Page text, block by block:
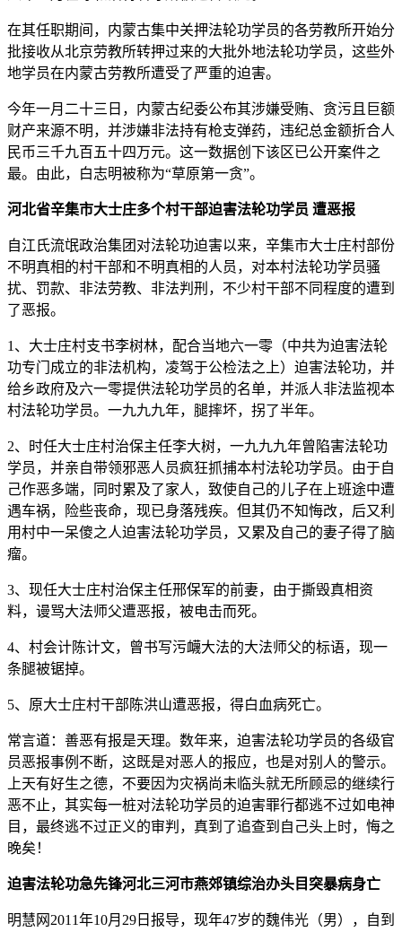
在其任职期间，内蒙古集中关押法轮功学员的各劳教所开始分
批接收从北京劳教所转押过来的大批外地法轮功学员，这些外
地学员在内蒙古劳教所遭受了严重的迫害。
今年一月二十三日，内蒙古纪委公布其涉嫌受贿、贪污且巨额
财产来源不明，并涉嫌非法持有枪支弹药，违纪总金额折合人
民币三千九百五十四万元。这一数据创下该区已公开案件之
最。由此，白志明被称为“草原第一贪”。
河北省辛集市大士庄多个村干部迫害法轮功学员 遭恶报
自江氏流氓政治集团对法轮功迫害以来，辛集市大士庄村部份
不明真相的村干部和不明真相的人员，对本村法轮功学员骚
扰、罚款、非法劳教、非法判刑，不少村干部不同程度的遭到
了恶报。
1、大士庄村支书李树林，配合当地六一零（中共为迫害法轮
功专门成立的非法机构，凌驾于公检法之上）迫害法轮功，并
给乡政府及六一零提供法轮功学员的名单，并派人非法监视本
村法轮功学员。一九九九年，腿摔坏，拐了半年。
2、时任大士庄村治保主任李大树，一九九九年曾陷害法轮功
学员，并亲自带领邪恶人员疯狂抓捕本村法轮功学员。由于自
己作恶多端，同时累及了家人，致使自己的儿子在上班途中遭
遇车祸，险些丧命，现已身落残疾。但其仍不知悔改，后又利
用村中一呆傻之人迫害法轮功学员，又累及自己的妻子得了脑
瘤。
3、现任大士庄村治保主任邢保军的前妻，由于撕毁真相资
料，谩骂大法师父遭恶报，被电击而死。
4、村会计陈计文，曾书写污衊大法的大法师父的标语，现一
条腿被锯掉。
5、原大士庄村干部陈洪山遭恶报，得白血病死亡。
常言道：善恶有报是天理。数年来，迫害法轮功学员的各级官
员恶报事例不断，这既是对恶人的报应，也是对别人的警示。
上天有好生之德，不要因为灾祸尚未临头就无所顾忌的继续行
恶不止，其实每一桩对法轮功学员的迫害罪行都逃不过如电神
目，最终逃不过正义的审判，真到了追查到自己头上时，悔之
晚矣！
迫害法轮功急先锋河北三河市燕郊镇综治办头目突暴病身亡
明慧网2011年10月29日报导，现年47岁的魏伟光（男），自到